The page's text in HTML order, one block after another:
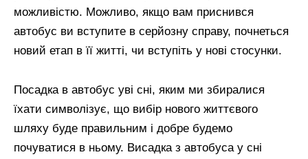
можливістю. Можливо, якщо вам приснився
автобус ви вступите в серйозну справу, почнеться
новий етап в її житті, чи вступіть у нові стосунки.
Посадка в автобус уві сні, яким ми збиралися
їхати символізує, що вибір нового життєвого
шляху буде правильним і добре будемо
почуватися в ньому. Висадка з автобуса у сні